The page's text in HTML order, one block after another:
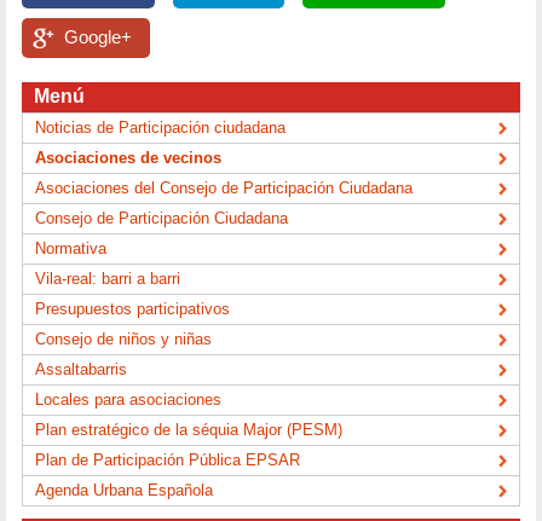
Google+
Menú
Noticias de Participación ciudadana
Asociaciones de vecinos
Asociaciones del Consejo de Participación Ciudadana
Consejo de Participación Ciudadana
Normativa
Vila-real: barri a barri
Presupuestos participativos
Consejo de niños y niñas
Assaltabarris
Locales para asociaciones
Plan estratégico de la séquia Major (PESM)
Plan de Participación Pública EPSAR
Agenda Urbana Española